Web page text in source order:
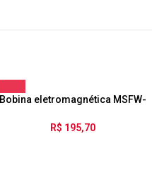
Bobina eletromagnética MSFW-
R$ 195,70